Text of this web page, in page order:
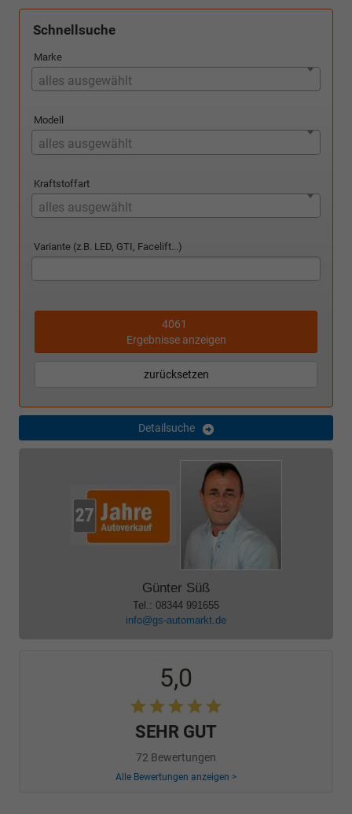
Schnellsuche
Marke
alles ausgewählt
Modell
alles ausgewählt
Kraftstoffart
alles ausgewählt
Variante (z.B. LED, GTI, Facelift...)
4061
Ergebnisse anzeigen
zurücksetzen
Detailsuche
Günter Süß
Tel.: 08344 991655
info@gs-automarkt.de
5,0
SEHR GUT
72 Bewertungen
Alle Bewertungen anzeigen >